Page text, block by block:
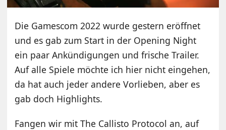
Die Gamescom 2022 wurde gestern eröffnet
und es gab zum Start in der Opening Night
ein paar Ankündigungen und frische Trailer.
Auf alle Spiele möchte ich hier nicht eingehen,
da hat auch jeder andere Vorlieben, aber es
gab doch Highlights.
Fangen wir mit The Callisto Protocol an, auf